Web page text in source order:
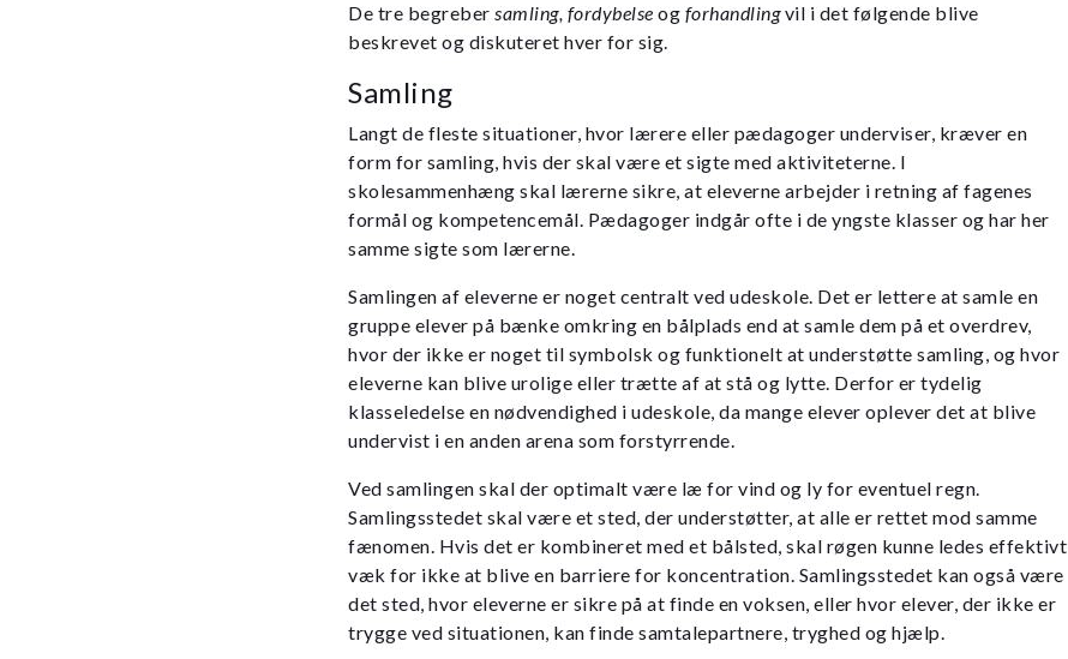
De tre begreber samling, fordybelse og forhandlingvil i det følgende blive
beskrevet og diskuteret hver for sig.
Samling
Langt de fleste situationer, hvor lærere eller pædagoger underviser, kræver en
form for samling, hvis der skal være et sigte med aktiviteterne. I
skolesammenhæng skal lærerne sikre, at eleverne arbejder i retning af fagenes
formål og kompetencemål. Pædagoger indgår ofte i de yngste klasser og har her
samme sigte som lærerne.
Samlingen af eleverne er noget centralt ved udeskole. Det er lettere at samle en
gruppe elever på bænke omkring en bålplads end at samle dem på et overdrev,
hvor der ikke er noget til symbolsk og funktionelt at understøtte samling, og hvor
eleverne kan blive urolige eller trætte af at stå og lytte. Derfor er tydelig
klasseledelse en nødvendighed i udeskole, da mange elever oplever det at blive
undervist i en anden arena som forstyrrende.
Ved samlingen skal der optimalt være læ for vind og ly for eventuel regn.
Samlingsstedet skal være et sted, der understøtter, at alle er rettet mod samme
fænomen. Hvis det er kombineret med et bålsted, skal røgen kunne ledes effektivt
væk for ikke at blive en barriere for koncentration. Samlingsstedet kan også være
det sted, hvor eleverne er sikre på at finde en voksen, eller hvor elever, der ikke er
trygge ved situationen, kan finde samtalepartnere, tryghed og hjælp.